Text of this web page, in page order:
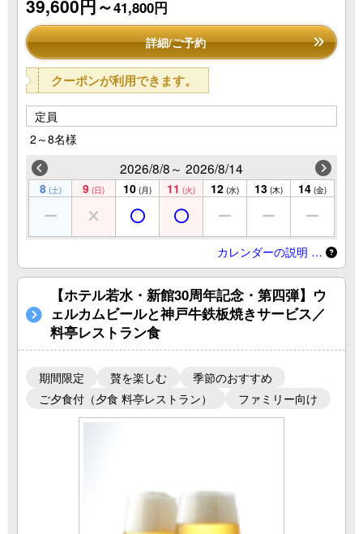
39,600円～41,800円
詳細/ご予約
クーポンが利用できます。
定員
2～8名様
2026/8/8～ 2026/8/14
8 (土) 9 (日) 10 (月) 11 (火) 12 (水) 13 (木) 14 (金)
カレンダーの説明 …
【ホテル若水・新館30周年記念・第四弾】ウ
ェルカムビールと神戸牛鉄板焼きサービス／
料亭レストラン食
期間限定 贅を楽しむ
季節のおすすめ
ご夕食付（夕食 料亭レストラン）
ファミリー向け